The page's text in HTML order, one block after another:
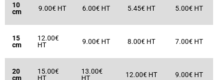
10
cm
9.00€ HT 6.00€ HT 5.45€ HT 5.00€ HT
15
cm
12.00€
HT
9.00€ HT 8.00€ HT 7.00€ HT
20
cm
15.00€
HT
13.00€
HT
12.00€ HT 9.00€ HT